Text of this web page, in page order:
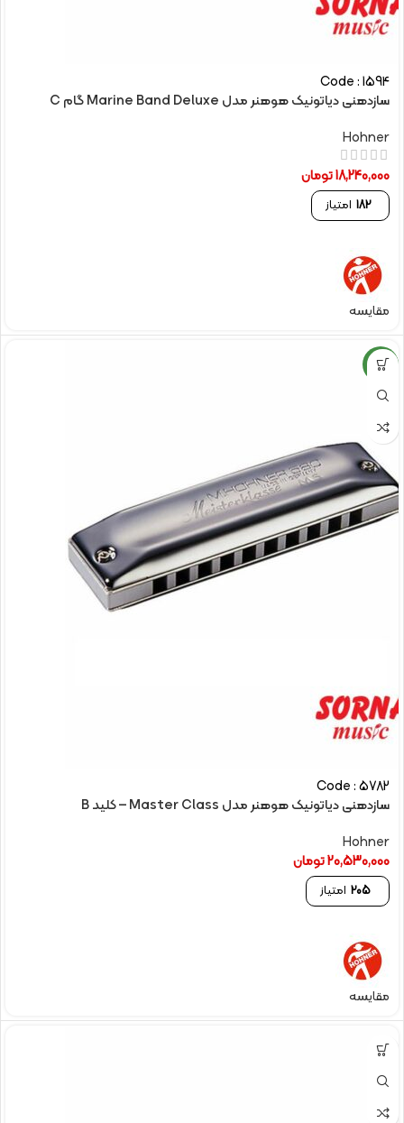
Code : 1594
سازدهنی دیاتونیک هوهنر مدل Marine Band Deluxe گام C
Hohner
18,240,000تومان
182 امتیاز
مقایسه
NEW
Code : 5782
سازدهنی دیاتونیک هوهنر مدل Master Class – کلید B
Hohner
20,530,000تومان
205 امتیاز
مقایسه